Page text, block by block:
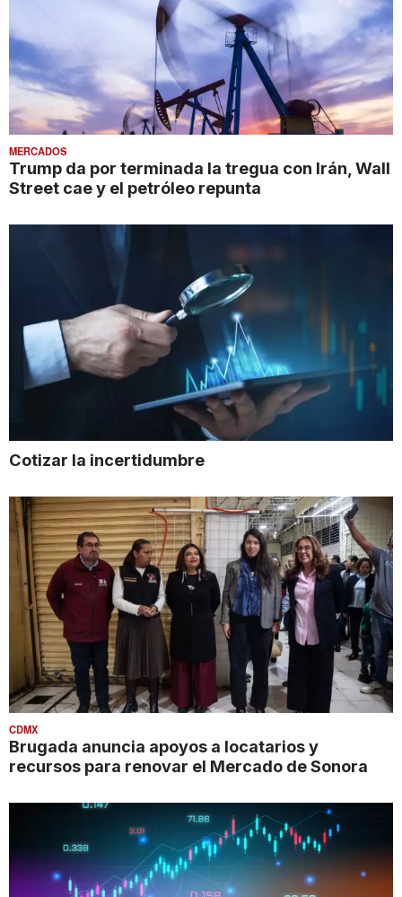
MERCADOS
Trump da por terminada la tregua con Irán, Wall
Street cae y el petróleo repunta
Cotizar la incertidumbre
CDMX
Brugada anuncia apoyos a locatarios y
recursos para renovar el Mercado de Sonora